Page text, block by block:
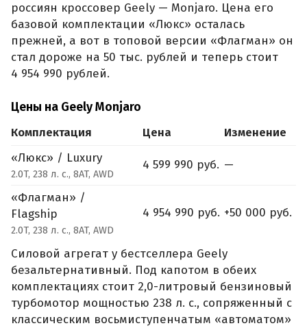
россиян кроссовер Geely — Monjaro. Цена его
базовой комплектации «Люкс» осталась
прежней, а вот в топовой версии «Флагман» он
стал дороже на 50 тыс. рублей и теперь стоит
4 954 990 рублей.
Цены на Geely Monjaro
Комплектация Цена
Изменение
«Люкс» / Luxury
2.0T, 238 л. с., 8AT, AWD
4 599 990 руб. —
«Флагман» /
Flagship
2.0T, 238 л. с., 8AT, AWD
4 954 990 руб. +50 000 руб.
Силовой агрегат у бестселлера Geely
безальтернативный. Под капотом в обеих
комплектациях стоит 2,0-литровый бензиновый
турбомотор мощностью 238 л. с., сопряженный с
классическим восьмиступенчатым «автоматом»